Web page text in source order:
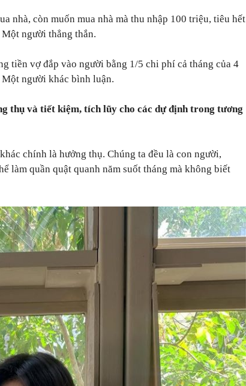
nhà, còn muốn mua nhà mà thu nhập 100 triệu, tiêu hết
người thẳng thắn.
tiền vợ đắp vào người bằng 1/5 chi phí cả tháng của 4
Một người khác bình luận.
thụ và tiết kiệm, tích lũy cho các dự định trong tương
chính là hưởng thụ. Chúng ta đều là con người,
làm quần quật quanh năm suốt tháng mà không biết